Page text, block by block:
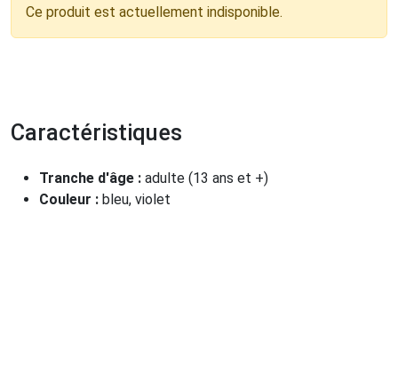
Ce produit est actuellement indisponible.
Caractéristiques
Tranche d'âge : adulte (13 ans et +)
Couleur : bleu, violet